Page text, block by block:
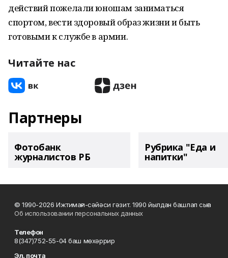
действий пожелали юношам заниматься
спортом, вести здоровый образ жизни и быть
готовыми к службе в армии.
Читайте нас
Партнеры
Фотобанк
журналистов РБ
Рубрика "Еда и
напитки"
© 1990-2026 Ижтимағи-сәйәси гәзит. 1990 йылдан башлап сыға
Об использовании персональных данных
Телефон
8(347)752-55-04 баш мөхәррир
Эл. почта